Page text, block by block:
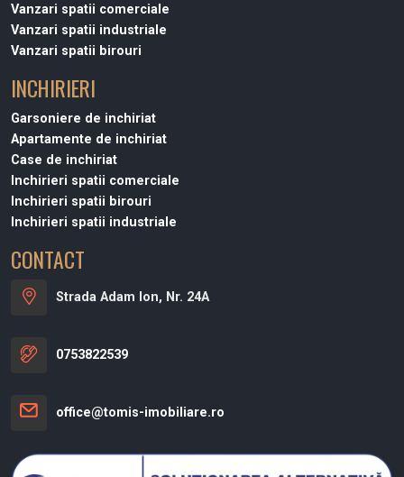
Vanzari spatii comerciale
Vanzari spatii industriale
Vanzari spatii birouri
INCHIRIERI
Garsoniere de inchiriat
Apartamente de inchiriat
Case de inchiriat
Inchirieri spatii comerciale
Inchirieri spatii birouri
Inchirieri spatii industriale
CONTACT
Strada Adam Ion, Nr. 24A
0753822539
office@tomis-imobiliare.ro